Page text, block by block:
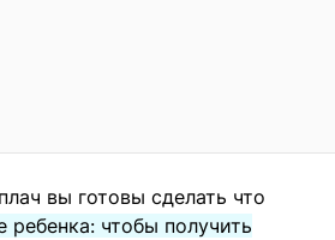
вы готовы сделать что
ребенка: чтобы получить